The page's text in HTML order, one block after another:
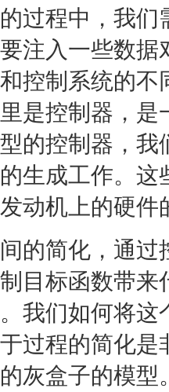
过程中，我
注入一些数
控制系统的
是控制器，
的控制器，
生成工作。
发动机 上的硬
简化，通过
目标函数带
我们如何将
过程的简化
灰盒子的模